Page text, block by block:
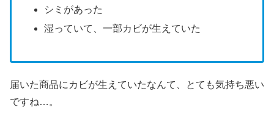
シミがあった
湿っていて、一部カビが生えていた
届いた商品にカビが生えていたなんて、とても気持ち悪い
ですね…。